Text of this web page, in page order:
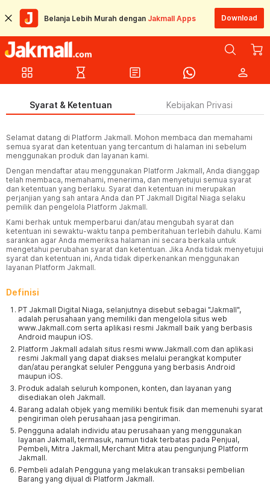
Belanja Lebih Murah dengan Jakmall Apps Download
grid_view hourglass_empty article person
Syarat & Ketentuan Kebijakan Privasi
Selamat datang di Platform Jakmall. Mohon membaca dan memahami
semua syarat dan ketentuan yang tercantum di halaman ini sebelum
menggunakan produk dan layanan kami.
Dengan mendaftar atau menggunakan Platform Jakmall, Anda dianggap
telah membaca, memahami, menerima, dan menyetujui semua syarat
dan ketentuan yang berlaku. Syarat dan ketentuan ini merupakan
perjanjian yang sah antara Anda dan PT Jakmall Digital Niaga selaku
pemilik dan pengelola Platform Jakmall.
Kami berhak untuk memperbarui dan/atau mengubah syarat dan
ketentuan ini sewaktu-waktu tanpa pemberitahuan terlebih dahulu. Kami
sarankan agar Anda memeriksa halaman ini secara berkala untuk
mengetahui perubahan syarat dan ketentuan. Jika Anda tidak menyetujui
syarat dan ketentuan ini, Anda tidak diperkenankan menggunakan
layanan Platform Jakmall.
Definisi
PT Jakmall Digital Niaga, selanjutnya disebut sebagai "Jakmall",
adalah perusahaan yang memiliki dan mengelola situs web
www.Jakmall.com serta aplikasi resmi Jakmall baik yang berbasis
Android maupun iOS.
Platform Jakmall adalah situs resmi www.Jakmall.com dan aplikasi
resmi Jakmall yang dapat diakses melalui perangkat komputer
dan/atau perangkat seluler Pengguna yang berbasis Android
maupun iOS.
Produk adalah seluruh komponen, konten, dan layanan yang
disediakan oleh Jakmall.
Barang adalah objek yang memiliki bentuk fisik dan memenuhi syarat
pengiriman oleh perusahaan jasa pengiriman.
Pengguna adalah individu atau perusahaan yang menggunakan
layanan Jakmall, termasuk, namun tidak terbatas pada Penjual,
Pembeli, Mitra Jakmall, Merchant Mitra atau pengunjung Platform
Jakmall.
Pembeli adalah Pengguna yang melakukan transaksi pembelian
Barang yang dijual di Platform Jakmall.